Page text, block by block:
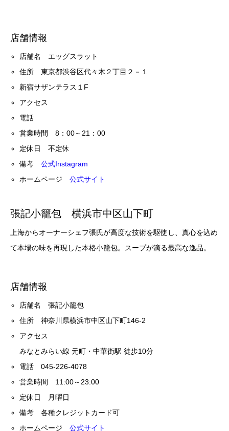
店舗情報
店舗名 エッグスラット
住所 東京都渋谷区代々木２丁目２－１
新宿サザンテラス１F
アクセス
電話
営業時間 8：00～21：00
定休日 不定休
備考公式Instagram
ホームページ公式サイト
張記小籠包 横浜市中区山下町
上海からオーナーシェフ張氏が高度な技術を駆使し、真心を込め
て本場の味を再現した本格小籠包。スープが滴る最高な逸品。
店舗情報
店舗名 張記小籠包
住所 神奈川県横浜市中区山下町146-2
アクセス
みなとみらい線 元町・中華街駅 徒歩10分
電話 045-226-4078
営業時間 11:00～23:00
定休日 月曜日
備考 各種クレジットカード可
ホームページ公式サイト